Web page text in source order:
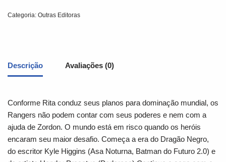
Categoria: Outras Editoras
Descrição Avaliações (0)
Conforme Rita conduz seus planos para dominação mundial, os
Rangers não podem contar com seus poderes e nem com a
ajuda de Zordon. O mundo está em risco quando os heróis
encaram seu maior desafio. Começa a era do Dragão Negro,
do escritor Kyle Higgins (Asa Noturna, Batman do Futuro 2.0) e